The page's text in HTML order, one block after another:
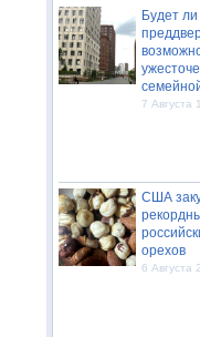
Будет
7 Августа
США
орехов
6 Августа